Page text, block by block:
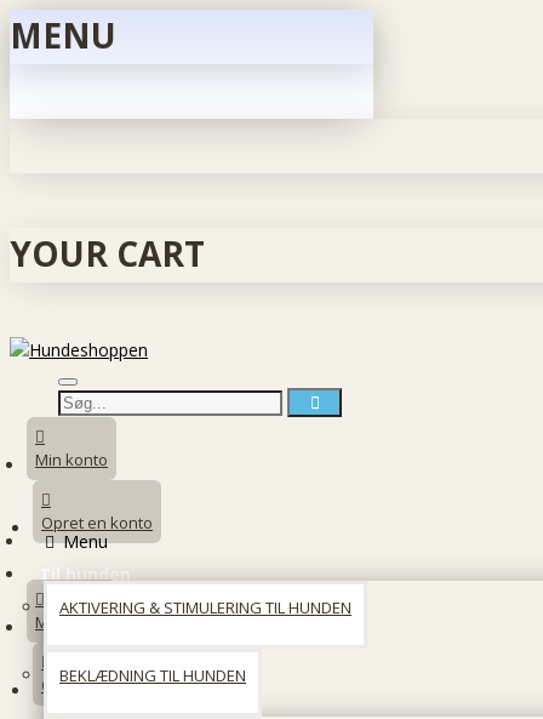
MENU
YOUR CART
Min konto
Opret en konto
Menu
Til hunden
AKTIVERING & STIMULERING TIL HUNDEN
BEKLÆDNING TIL HUNDEN
Min konto
Opret en konto